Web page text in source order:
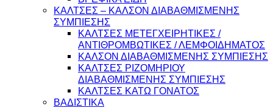
ΚΑΛΤΣΕΣ – ΚΑΛΣΟΝ ΔΙΑΒΑΘΜΙΣΜΕΝΗΣ
ΣΥΜΠΙΕΣΗΣ
ΚΑΛΤΣΕΣ ΜΕΤΕΓΧΕΙΡΗΤΙΚΕΣ /
ΑΝΤΙΘΡΟΜΒΩΤΙΚΕΣ / ΛΕΜΦΟΙΔΗΜΑΤΟΣ
ΚΑΛΣΟΝ ΔΙΑΒΑΘΜΙΣΜΕΝΗΣ ΣΥΜΠΙΕΣΗΣ
ΚΑΛΤΣΕΣ ΡΙΖΟΜΗΡΙΟΥ
ΔΙΑΒΑΘΜΙΣΜΕΝΗΣ ΣΥΜΠΙΕΣΗΣ
ΚΑΛΤΣΕΣ ΚΑΤΩ ΓΟΝΑΤΟΣ
ΒΑΔΙΣΤΙΚΑ